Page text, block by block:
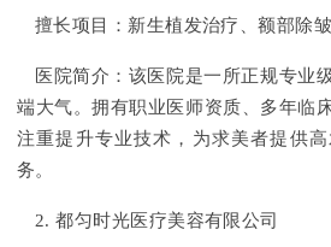
擅长项目：新生植发治疗、额部除皱
医院简介：该医院是一所正规专业
端大气。拥有职业医师资质、多年临
注重提升专业技术，为求美者提供
务。
2. 都匀时光医疗美容有限公司